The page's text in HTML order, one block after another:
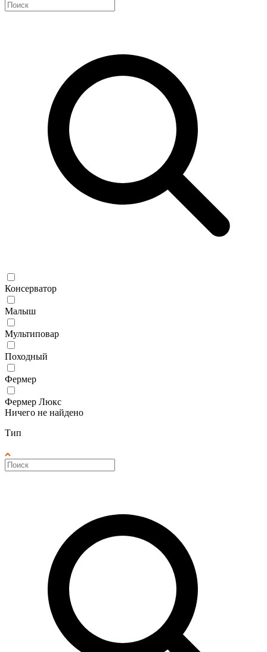
Консерватор
Малыш
Мультиповар
Походный
Фермер
Фермер Люкс
Ничего не найдено
Тип